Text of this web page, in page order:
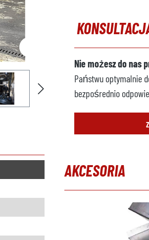
Nie możesz do nas
Państwu optymalnie
bezpośrednio
AKCESORIA